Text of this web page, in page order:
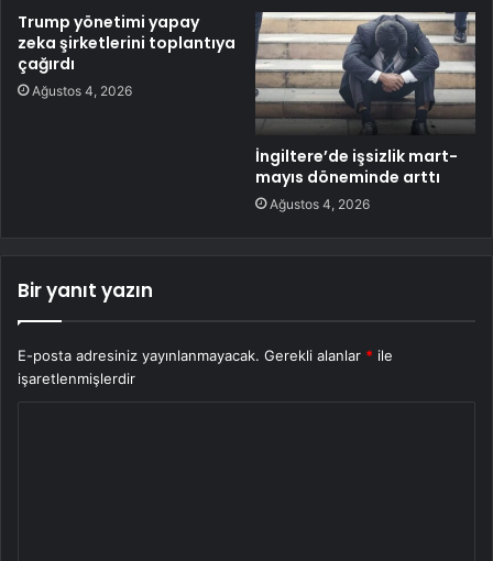
Trump yönetimi yapay
zeka şirketlerini toplantıya
çağırdı
Ağustos 4, 2026
İngiltere’de işsizlik mart-
mayıs döneminde arttı
Ağustos 4, 2026
Bir yanıt yazın
E-posta adresiniz yayınlanmayacak. Gerekli alanlar * ile
işaretlenmişlerdir